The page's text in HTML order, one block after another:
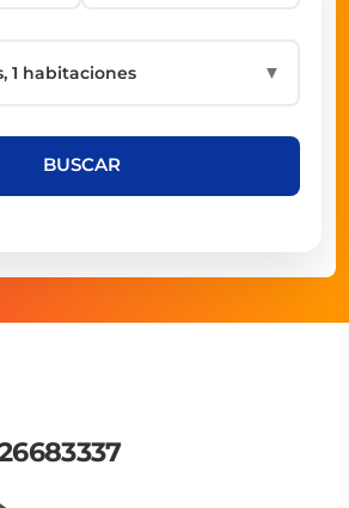
▼
BUSCAR